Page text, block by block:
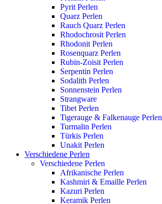
Pyrit Perlen
Quarz Perlen
Rauch Quarz Perlen
Rhodochrosit Perlen
Rhodonit Perlen
Rosenquarz Perlen
Rubin-Zoisit Perlen
Serpentin Perlen
Sodalith Perlen
Sonnenstein Perlen
Strangware
Tibet Perlen
Tigerauge & Falkenauge Perlen
Turmalin Perlen
Türkis Perlen
Unakit Perlen
Verschiedene Perlen
Verschiedene Perlen
Afrikanische Perlen
Kashmiri & Emaille Perlen
Kazuri Perlen
Keramik Perlen